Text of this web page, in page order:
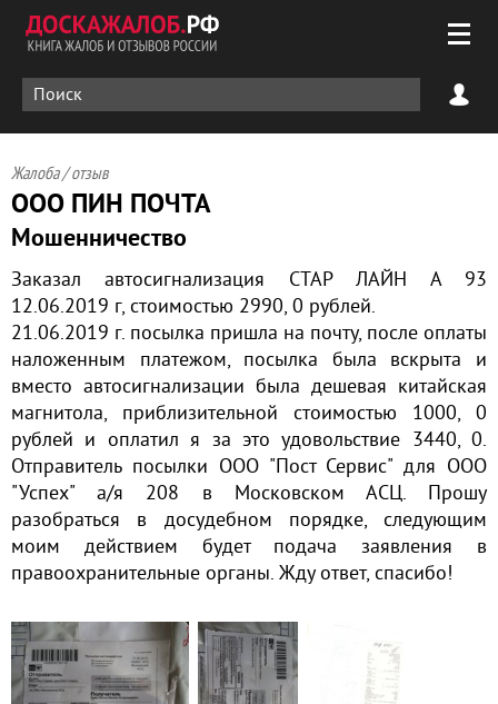
Жалоба / отзыв
ООО ПИН ПОЧТА
Мошенничество
Заказал автосигнализация СТАР ЛАЙН А 93
12.06.2019 г, стоимостью 2990, 0 рублей.
21.06.2019 г. посылка пришла на почту, после оплаты
наложенным платежом, посылка была вскрыта и
вместо автосигнализации была дешевая китайская
магнитола, приблизительной стоимостью 1000, 0
рублей и оплатил я за это удовольствие 3440, 0.
Отправитель посылки ООО "Пост Сервис" для ООО
"Успех" а/я 208 в Московском АСЦ. Прошу
разобраться в досудебном порядке, следующим
моим действием будет подача заявления в
правоохранительные органы. Жду ответ, спасибо!